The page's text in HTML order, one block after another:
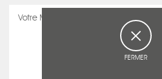
FERMER